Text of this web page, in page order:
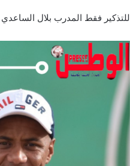
للتذكير فقط المدرب بلال